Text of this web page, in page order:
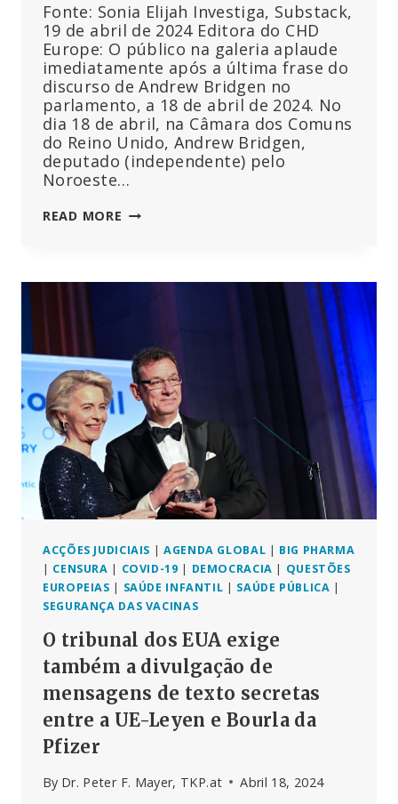
Fonte: Sonia Elijah Investiga, Substack,
19 de abril de 2024 Editora do CHD
Europe: O público na galeria aplaude
imediatamente após a última frase do
discurso de Andrew Bridgen no
parlamento, a 18 de abril de 2024. No
dia 18 de abril, na Câmara dos Comuns
do Reino Unido, Andrew Bridgen,
deputado (independente) pelo
Noroeste…
READ MORE DEBATE
MORTES
E
PREOCUPAÇÕES
COM
A
SEGURANÇA
VACINAS
ACÇÕES JUDICIAIS | AGENDA GLOBAL | BIG PHARMA
| CENSURA | COVID-19 | DEMOCRACIA | QUESTÕES
EUROPEIAS | SAÚDE INFANTIL | SAÚDE PÚBLICA |
SEGURANÇA DAS VACINAS
O tribunal dos EUA exige
também a divulgação de
mensagens de texto secretas
entre a UE-Leyen e Bourla da
Pfizer
By Dr. Peter F. Mayer, TKP.at Abril 18, 2024